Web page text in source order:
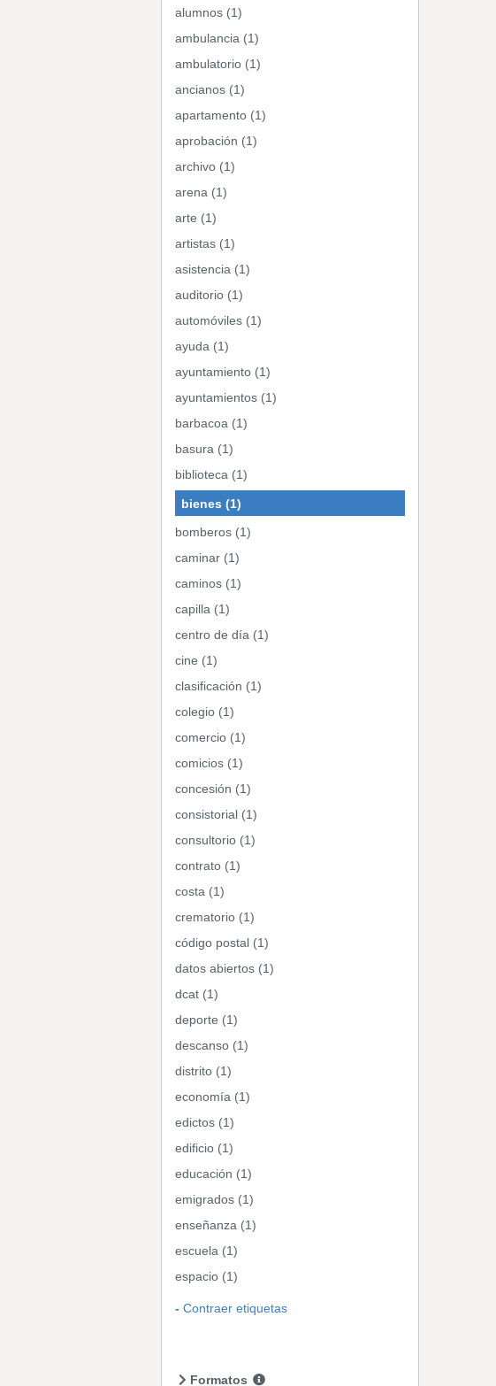
alumnos (1)
ambulancia (1)
ambulatorio (1)
ancianos (1)
apartamento (1)
aprobación (1)
archivo (1)
arena (1)
arte (1)
artistas (1)
asistencia (1)
auditorio (1)
automóviles (1)
ayuda (1)
ayuntamiento (1)
ayuntamientos (1)
barbacoa (1)
basura (1)
biblioteca (1)
bienes (1)
bomberos (1)
caminar (1)
caminos (1)
capilla (1)
centro de día (1)
cine (1)
clasificación (1)
colegio (1)
comercio (1)
comicios (1)
concesión (1)
consistorial (1)
consultorio (1)
contrato (1)
costa (1)
crematorio (1)
código postal (1)
datos abiertos (1)
dcat (1)
deporte (1)
descanso (1)
distrito (1)
economía (1)
edictos (1)
edificio (1)
educación (1)
emigrados (1)
enseñanza (1)
escuela (1)
espacio (1)
Contraer etiquetas
Formatos